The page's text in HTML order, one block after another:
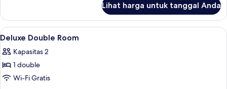
Deluxe
Twin
Room
Lihat harga untuk tanggal Anda
Lihat
semua
foto
untuk
Deluxe
11
Deluxe Double Room
Kapasitas 2
1 double
Wi-Fi Gratis